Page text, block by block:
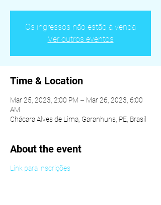
Os ingressos não estão à venda
Ver outros eventos
Time & Location
Mar 25, 2023, 2:00 PM – Mar 26, 2023, 6:00
AM
Chácara Alves de Lima, Garanhuns, PE, Brasil
About the event
Link para inscrições